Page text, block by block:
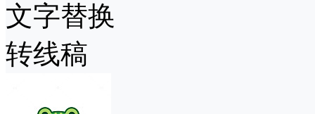
文字替换
转线稿